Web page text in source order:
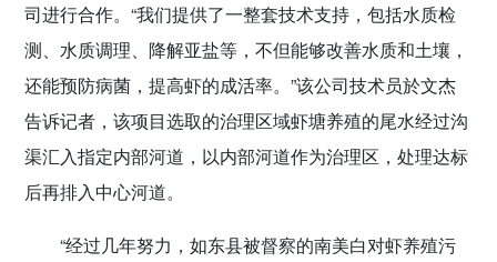
司进行合作。“我们提供了一整套技术支持，包括水质检
测、水质调理、降解亚盐等，不但能够改善水质和土壤，
还能预防病菌，提高虾的成活率。”该公司技术员於文杰
告诉记者，该项目选取的治理区域虾塘养殖的尾水经过沟
渠汇入指定内部河道，以内部河道作为治理区，处理达标
后再排入中心河道。
“经过几年努力，如东县被督察的南美白对虾养殖污